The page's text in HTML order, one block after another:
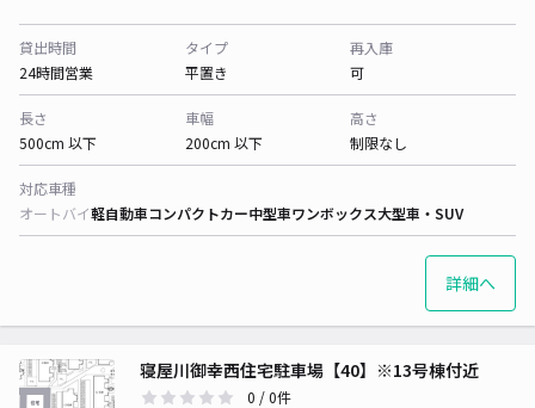
貸出時間
24時間営業
タイプ
平置き
再入庫
可
長さ
500cm 以下
車幅
200cm 以下
高さ
制限なし
対応車種
オートバイ軽自動車コンパクトカー中型車ワンボックス大型車・SUV
詳細へ
寝屋川御幸西住宅駐車場【40】※13号棟付近
0 / 0件